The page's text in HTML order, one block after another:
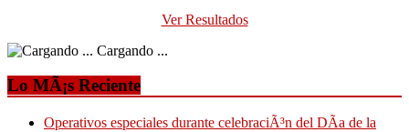
Ver Resultados
Cargando ...
Lo MÃ¡s Reciente
Operativos especiales durante celebraciÃ³n del DÃ­a de la